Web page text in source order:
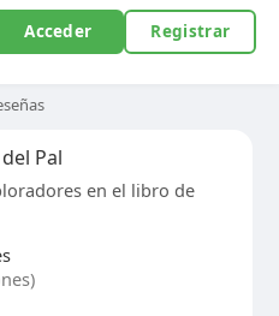
Acceder Registrar
Pal
en el libro de